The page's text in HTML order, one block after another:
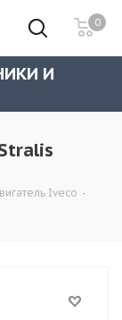
0
И
Iveco -